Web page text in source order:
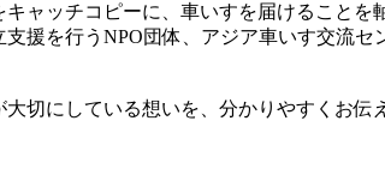
ャッチコピーに、車いすを届けることを
援を行うNPO団体、アジア車いす交流セ
切にしている想いを、分かりやすくお伝